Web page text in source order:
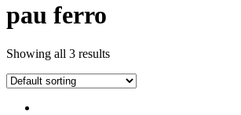
pau ferro
Showing all 3 results